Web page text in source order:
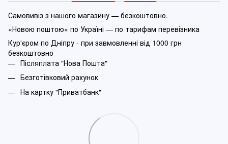
Самовивіз з нашого магазину — безкоштовно.
«Новою поштою» по Україні — по тарифам перевізника
Кур'єром по Дніпру - при завмовленні від 1000 грн
безкоштовно
Післяплата "Нова Пошта"
Безготівковий рахунок
На картку "Приватбанк"